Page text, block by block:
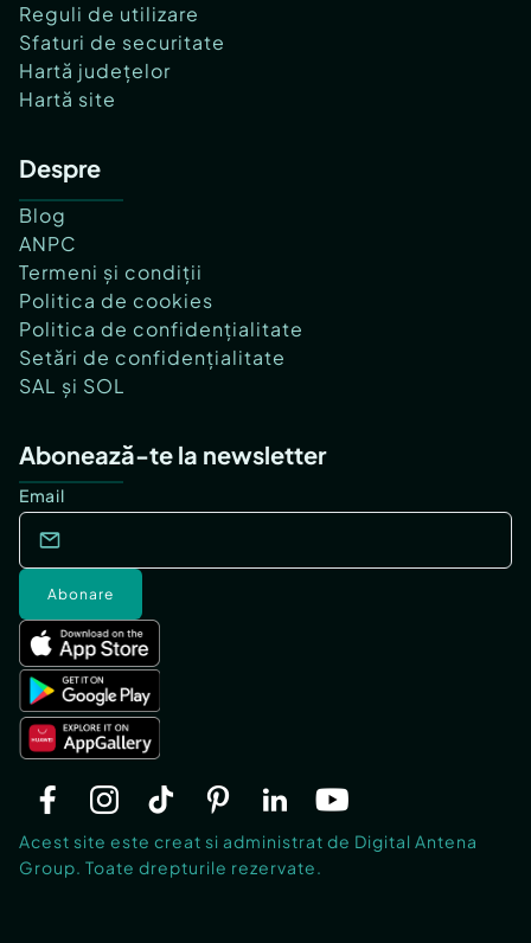
Reguli de utilizare
Sfaturi de securitate
Hartă județelor
Hartă site
Despre
Blog
ANPC
Termeni și condiții
Politica de cookies
Politica de confidențialitate
Setări de confidențialitate
SAL și SOL
Abonează-te la newsletter
Email
Abonare
Acest site este creat si administrat de Digital Antena
Group. Toate drepturile rezervate.